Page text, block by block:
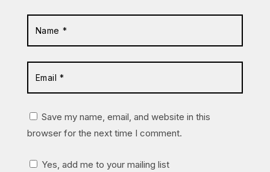
Save my name, email, and website in this
browser for the next time I comment.
Yes, add me to your mailing list